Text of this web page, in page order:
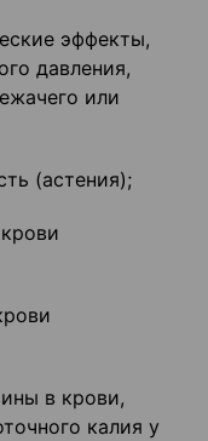
эффекты,
давления,
или
(астения);
в крови,
калия у